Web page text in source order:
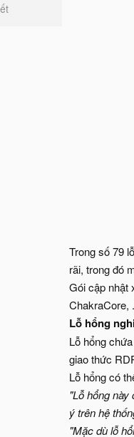
Trong số 79
rãi, trong đó
Gói cập nhật
ChakraCore,
Lỗ hổng
Lỗ hổng
giao thức
Lỗ hổng có
"Lỗ hổng
ý trên hệ
"Mặc dù lỗ